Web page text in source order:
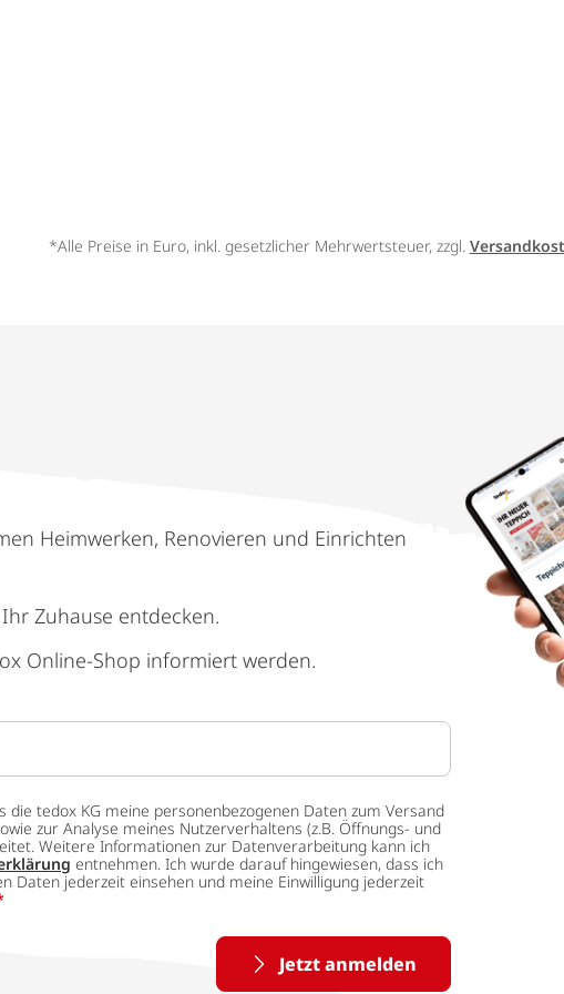
*Alle Preise in Euro, inkl. gesetzlicher Mehrwertsteuer, zzgl.
Heimwerken, Renovieren und Einrichten
Zuhause entdecken.
Online-Shop informiert werden.
die tedox KG meine personenbezogenen Daten zum Versand
zur Analyse meines Nutzerverhaltens (z.B. Öffnungs- und
Weitere Informationen zur Datenverarbeitung kann ich
entnehmen. Ich wurde darauf hingewiesen, dass ich
Daten jederzeit einsehen und meine Einwilligung jederzeit
Jetzt anmelden